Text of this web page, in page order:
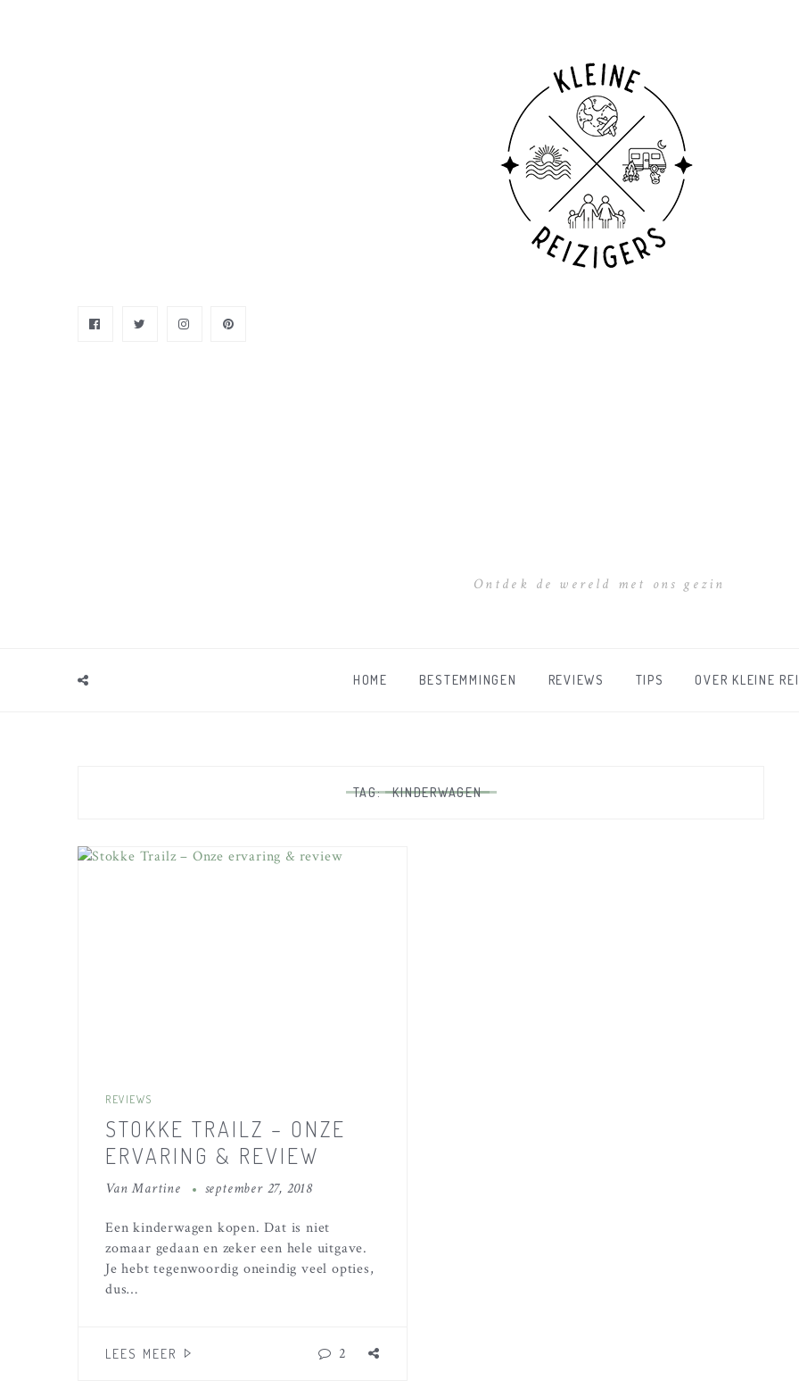
Ontdek de wereld met ons gezin
HOME BESTEMMINGEN REVIEWS TIPS OVER KLEINE
TAG: KINDERWAGEN
REVIEWS
STOKKE TRAILZ – ONZE
ERVARING & REVIEW
VanMartine september 27, 2018
Een kinderwagen kopen. Dat is niet
zomaar gedaan en zeker een hele uitgave.
Je hebt tegenwoordig oneindig veel opties,
dus…
LEES MEER 2